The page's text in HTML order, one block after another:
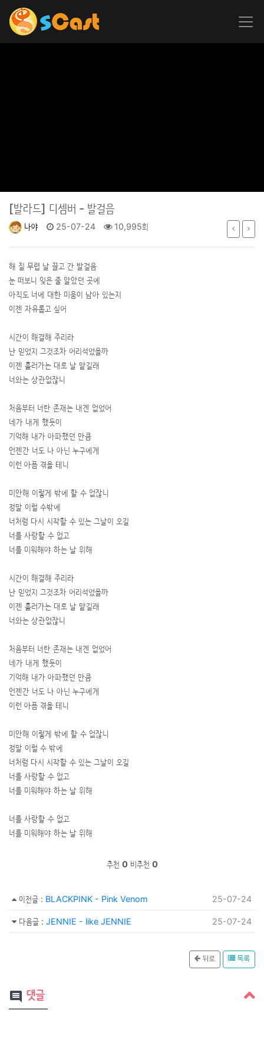
[발라드] 디셈버 - 발걸음
나야 25-07-24 10,995회
해 질 무렵 날 끌고 간 발걸음
눈 떠보니 잊은 줄 알았던 곳에
아직도 너에 대한 미움이 남아 있는지
이젠 자유롭고 싶어
시간이 해결해 주리라
난 믿었지 그것조차 어리석었을까
이젠 흘러가는 대로 날 맡길래
너와는 상관없잖니
처음부터 너란 존재는 내겐 없었어
네가 내게 했듯이
기억해 내가 아파했던 만큼
언젠간 너도 나 아닌 누구에게
이런 아픔 겪을 테니
미안해 이렇게 밖에 할 수 없잖니
정말 이럴 수밖에
너처럼 다시 시작할 수 있는 그날이 오길
너를 사랑할 수 없고
너를 미워해야 하는 날 위해
시간이 해결해 주리라
난 믿었지 그것조차 어리석었을까
이젠 흘러가는 대로 날 맡길래
너와는 상관없잖니
처음부터 너란 존재는 내겐 없었어
네가 내게 했듯이
기억해 내가 아파했던 만큼
언젠간 너도 나 아닌 누구에게
이런 아픔 겪을 테니
미안해 이렇게 밖에 할 수 없잖니
정말 이럴 수 밖에
너처럼 다시 시작할 수 있는 그날이 오길
너를 사랑할 수 없고
너를 미워해야 하는 날 위해
너를 사랑할 수 없고
너를 미워해야 하는 날 위해
추천 0 비추천 0
이전글 : BLACKPINK - Pink Venom 25-07-24
다음글 : JENNIE - like JENNIE 25-07-24
뒤로 목록
comment 댓글